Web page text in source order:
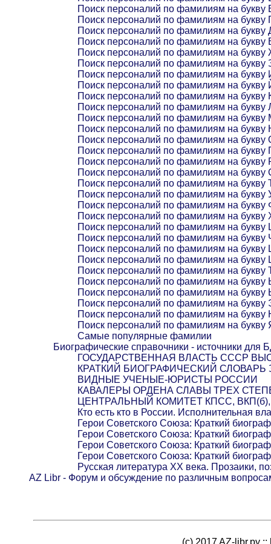
Поиск персоналий по фамилиям на букву
Поиск персоналий по фамилиям на букву
Поиск персоналий по фамилиям на букву
Поиск персоналий по фамилиям на букву
Поиск персоналий по фамилиям на букву
Поиск персоналий по фамилиям на букву
Поиск персоналий по фамилиям на букву
Поиск персоналий по фамилиям на букву
Поиск персоналий по фамилиям на букву
Поиск персоналий по фамилиям на букву
Поиск персоналий по фамилиям на букву
Поиск персоналий по фамилиям на букву
Поиск персоналий по фамилиям на букву
Поиск персоналий по фамилиям на букву
Поиск персоналий по фамилиям на букву
Поиск персоналий по фамилиям на букву
Поиск персоналий по фамилиям на букву
Поиск персоналий по фамилиям на букву
Поиск персоналий по фамилиям на букву
Поиск персоналий по фамилиям на букву
Поиск персоналий по фамилиям на букву
Поиск персоналий по фамилиям на букву
Поиск персоналий по фамилиям на букву
Поиск персоналий по фамилиям на букву
Поиск персоналий по фамилиям на букву
Поиск персоналий по фамилиям на букву
Поиск персоналий по фамилиям на букву
Поиск персоналий по фамилиям на букву
Поиск персоналий по фамилиям на
Поиск персоналий по фамилиям на букву
Самые популярные фамилии
Биографические справочники - источники для
ГОСУДАРСТВЕННАЯ ВЛАСТЬ СССР
КРАТКИЙ БИОГРАФИЧЕСКИЙ
ВИДНЫЕ УЧЕНЫЕ-ЮРИСТЫ РОССИИ
КАВАЛЕРЫ ОРДЕНА СЛАВЫ ТРЕХ
ЦЕНТРАЛЬНЫЙ КОМИТЕТ КПСС, ВКП(б),
Кто есть кто в России. Исполнительная
Герои Советского Союза: Краткий
Герои Советского Союза: Краткий
Герои Советского Союза: Краткий
Герои Советского Союза: Краткий
Русская литература XX века. Прозаики,
AZ Libr - Форум и обсуждение по различным